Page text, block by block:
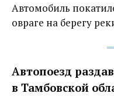
Автомобиль
овраге на берегу
Автопоезд‍
в Тамбовской